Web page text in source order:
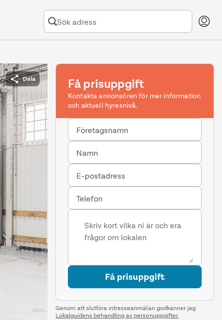
Dela Få prisuppgift
Kontakta annonsören för mer information
och aktuell hyresnivå.
Företagsnamn
Namn
E-postadress
Telefon
Få prisuppgift
Genom att slutföra intresseanmälan godkänner jag
Lokalguidens behandling av personuppgifter.